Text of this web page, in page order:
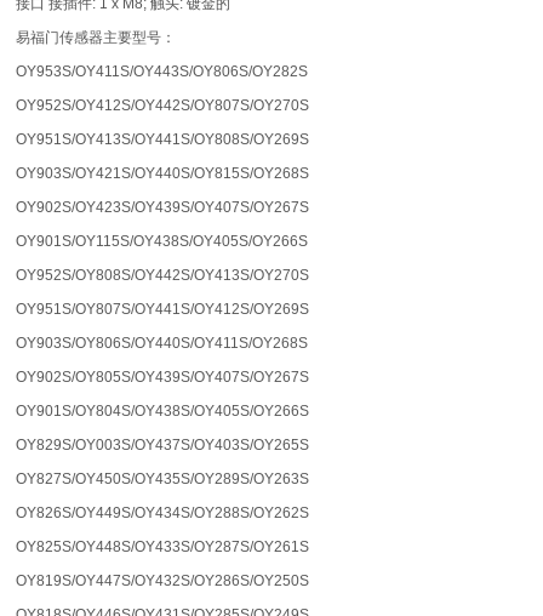
接口 接插件: 1 x M8; 触头: 镀金的
易福门传感器主要型号：
OY953S/OY411S/OY443S/OY806S/OY282S
OY952S/OY412S/OY442S/OY807S/OY270S
OY951S/OY413S/OY441S/OY808S/OY269S
OY903S/OY421S/OY440S/OY815S/OY268S
OY902S/OY423S/OY439S/OY407S/OY267S
OY901S/OY115S/OY438S/OY405S/OY266S
OY952S/OY808S/OY442S/OY413S/OY270S
OY951S/OY807S/OY441S/OY412S/OY269S
OY903S/OY806S/OY440S/OY411S/OY268S
OY902S/OY805S/OY439S/OY407S/OY267S
OY901S/OY804S/OY438S/OY405S/OY266S
OY829S/OY003S/OY437S/OY403S/OY265S
OY827S/OY450S/OY435S/OY289S/OY263S
OY826S/OY449S/OY434S/OY288S/OY262S
OY825S/OY448S/OY433S/OY287S/OY261S
OY819S/OY447S/OY432S/OY286S/OY250S